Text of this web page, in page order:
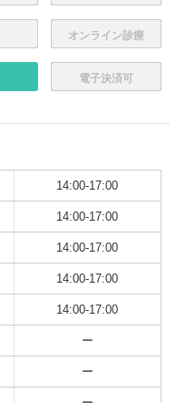
オンライン診療
電子決済可
14:00-17:00
14:00-17:00
14:00-17:00
14:00-17:00
14:00-17:00
ー
ー